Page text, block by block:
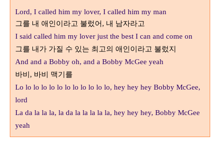
Lord, I called him my lover, I called him my man
그를 내 애인이라고 불렀어, 내 남자라고
I said called him my lover just the best I can and come on
그를 내가 가질 수 있는 최고의 애인이라고 불렀지
And and a Bobby oh, and a Bobby McGee yeah
바비, 바비 맥기를
Lo lo lo lo lo lo lo lo lo lo lo lo, hey hey hey Bobby McGee,
lord
La da la la la, la da la la la la la, hey hey hey, Bobby McGee
yeah